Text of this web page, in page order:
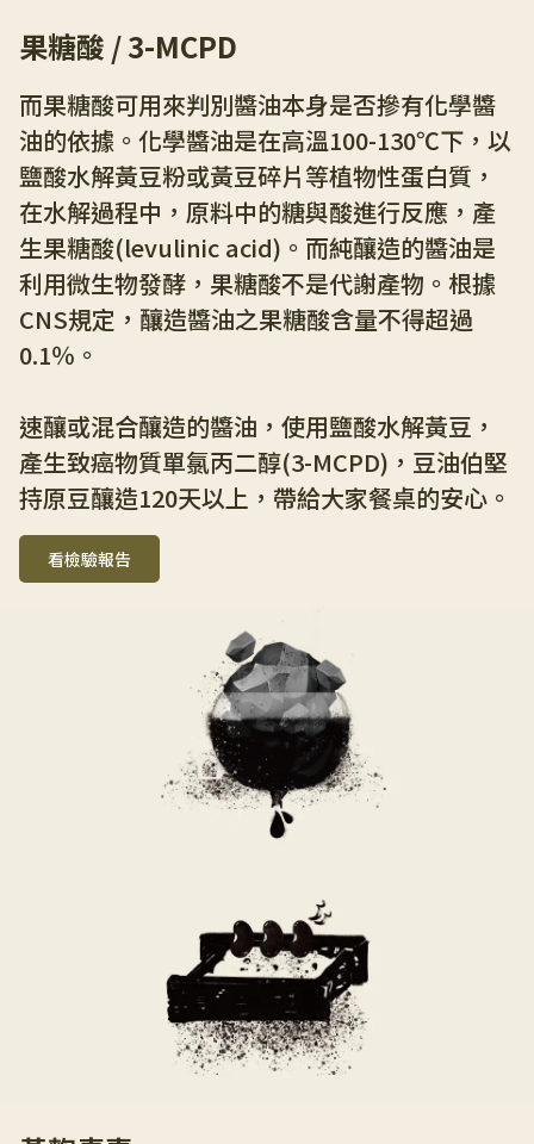
果糖酸 / 3-MCPD
而果糖酸可用來判別醬油本身是否摻有化學醬
油的依據。化學醬油是在高溫100-130℃下，以
鹽酸水解黃豆粉或黃豆碎片等植物性蛋白質，
在水解過程中，原料中的糖與酸進行反應，產
生果糖酸(levulinic acid)。而純釀造的醬油是
利用微生物發酵，果糖酸不是代謝產物。根據
CNS規定，釀造醬油之果糖酸含量不得超過
0.1％。
速釀或混合釀造的醬油，使用鹽酸水解黃豆，
產生致癌物質單氯丙二醇(3-MCPD)，豆油伯堅
持原豆釀造120天以上，帶給大家餐桌的安心。
看檢驗報告